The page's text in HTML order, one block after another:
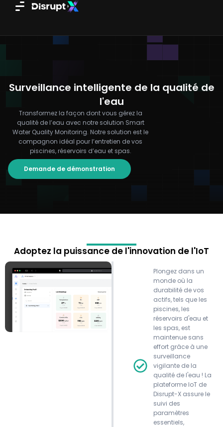
Surveillance intelligente de la qualité de
l'eau
Transformez la façon dont vous gérez la
qualité de l’eau avec notre solution Smart
Water Quality Monitoring. Notre solution est le
compagnon idéal pour l’entretien de vos
piscines, réservoirs d’eau et spas.
Demande de démonstration
Adoptez la puissance de l'innovation de l'IoT
Plongez dans un
monde où la
durabilité de vos
actifs, tels que les
piscines, les
réservoirs d'eau et
les spas, est
maintenue sans
effort grâce à une
surveillance
vigilante de la
qualité de l'eau ! La
plateforme IoT de
Disrupt-X assure le
suivi des
paramètres
essentiels,